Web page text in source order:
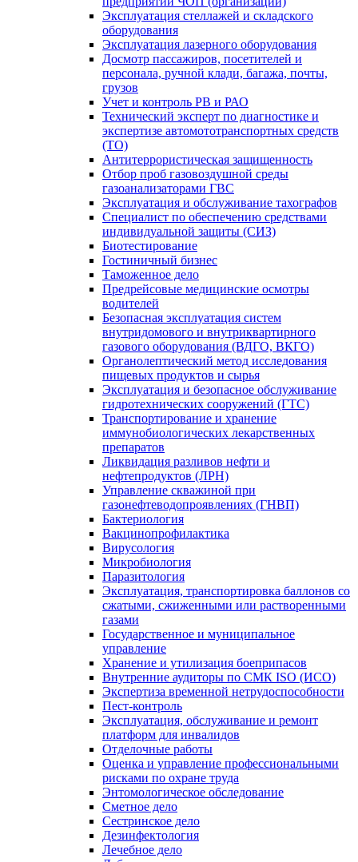
Эксплуатация стеллажей и складского
оборудования
Эксплуатация лазерного оборудования
Досмотр пассажиров, посетителей и
персонала, ручной клади, багажа, почты,
грузов
Учет и контроль РВ и РАО
Технический эксперт по диагностике и
экспертизе автомототранспортных средств
(ТО)
Антитеррористическая защищенность
Отбор проб газовоздушной среды
газоанализаторами ГВС
Эксплуатация и обслуживание тахографов
Специалист по обеспечению средствами
индивидуальной защиты (СИЗ)
Биотестирование
Гостиничный бизнес
Таможенное дело
Предрейсовые медицинские осмотры
водителей
Безопасная эксплуатация систем
внутридомового и внутриквартирного
газового оборудования (ВДГО, ВКГО)
Органолептический метод исследования
пищевых продуктов и сырья
Эксплуатация и безопасное обслуживание
гидротехнических сооружений (ГТС)
Транспортирование и хранение
иммунобиологических лекарственных
препаратов
Ликвидация разливов нефти и
нефтепродуктов (ЛРН)
Управление скважиной при
газонефтеводопроявлениях (ГНВП)
Бактериология
Вакцинопрофилактика
Вирусология
Микробиология
Паразитология
Эксплуатация, транспортировка баллонов со
сжатыми, сжиженными или растворенными
газами
Государственное и муниципальное
управление
Хранение и утилизация боеприпасов
Внутренние аудиторы по СМК ISO (ИСО)
Экспертиза временной нетрудоспособности
Пест-контроль
Эксплуатация, обслуживание и ремонт
платформ для инвалидов
Отделочные работы
Оценка и управление профессиональными
рисками по охране труда
Энтомологическое обследование
Сметное дело
Сестринское дело
Дезинфектология
Лечебное дело